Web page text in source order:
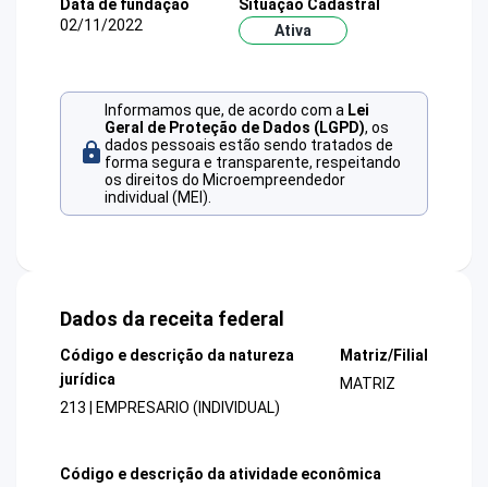
Data de fundação
02/11/2022
Situação Cadastral
Ativa
Informamos que, de acordo com a Lei
Geral de Proteção de Dados (LGPD), os
dados pessoais estão sendo tratados de
forma segura e transparente, respeitando
os direitos do Microempreendedor
individual (MEI).
Dados da receita federal
Código e descrição da natureza
jurídica
213 | EMPRESARIO (INDIVIDUAL)
Matriz/Filial
MATRIZ
Código e descrição da atividade econômica